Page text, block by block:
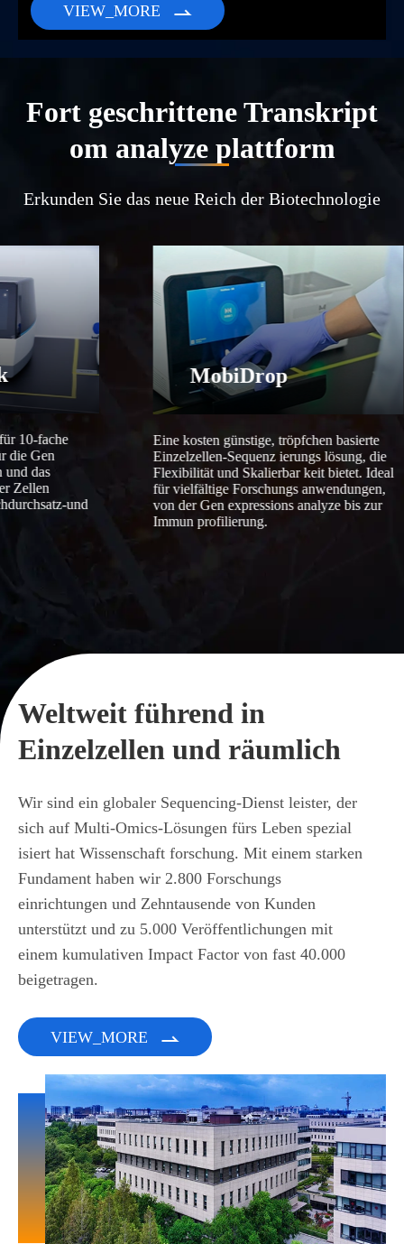
VIEW_MORE 
Fort geschrittene Transkript
om analyze plattform
Erkunden Sie das neue Reich der Biotechnologie
10-fache
die Gen
und das
Zellen
und
MobiDrop
Eine kosten günstige, tröpfchen basierte
Einzelzellen-Sequenz ierungs lösung, die
Flexibilität und Skalierbar keit bietet. Ideal
für vielfältige Forschungs anwendungen,
von der Gen expressions analyze bis zur
Immun profilierung.
Weltweit führend in
Einzelzellen und räumlich
Wir sind ein globaler Sequencing-Dienst leister, der
sich auf Multi-Omics-Lösungen fürs Leben spezial
isiert hat Wissenschaft forschung. Mit einem starken
Fundament haben wir 2.800 Forschungs
einrichtungen und Zehntausende von Kunden
unterstützt und zu 5.000 Veröffentlichungen mit
einem kumulativen Impact Factor von fast 40.000
beigetragen.
VIEW_MORE 